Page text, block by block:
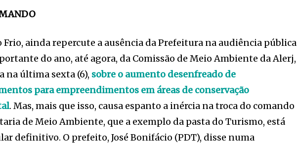
Frio, ainda repercute a ausência da Prefeitura na audiência pública
do ano, até agora, da Comissão de Meio Ambiente da Alerj,
na última sexta (6), sobre o aumento desenfreado de
para empreendimentos em áreas de conservação
. Mas, mais que isso, causa espanto a inércia na troca do comando
de Meio Ambiente, que a exemplo da pasta do Turismo, está
definitivo. O prefeito, José Bonifácio (PDT), disse numa